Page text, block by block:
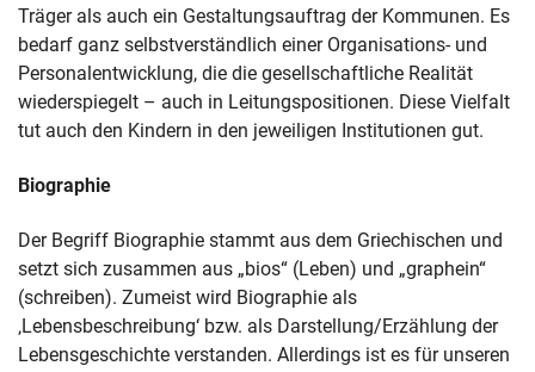
Träger als auch ein Gestaltungsauftrag der Kommunen. Es
bedarf ganz selbstverständlich einer Organisations- und
Personalentwicklung, die die gesellschaftliche Realität
wiederspiegelt – auch in Leitungspositionen. Diese Vielfalt
tut auch den Kindern in den jeweiligen Institutionen gut.
Biographie
Der Begriff Biographie stammt aus dem Griechischen und
setzt sich zusammen aus „bios“ (Leben) und „graphein“
(schreiben). Zumeist wird Biographie als
‚Lebensbeschreibung‘ bzw. als Darstellung/Erzählung der
Lebensgeschichte verstanden. Allerdings ist es für unseren